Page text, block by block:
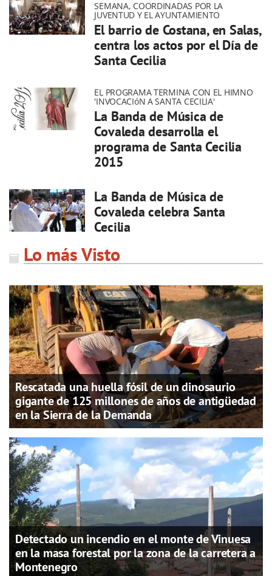
SEMANA, COORDINADAS POR LA
JUVENTUD Y EL AYUNTAMIENTO
El barrio de Costana, en Salas,
centra los actos por el Día de
Santa Cecilia
EL PROGRAMA TERMINA CON EL HIMNO
'INVOCACIóN A SANTA CECILIA'
La Banda de Música de
Covaleda desarrolla el
programa de Santa Cecilia
2015
La Banda de Música de
Covaleda celebra Santa
Cecilia
Lo más Visto
Rescatada una huella fósil de un dinosaurio
gigante de 125 millones de años de antigüedad
en la Sierra de la Demanda
Detectado un incendio en el monte de Vinuesa
en la masa forestal por la zona de la carretera a
Montenegro